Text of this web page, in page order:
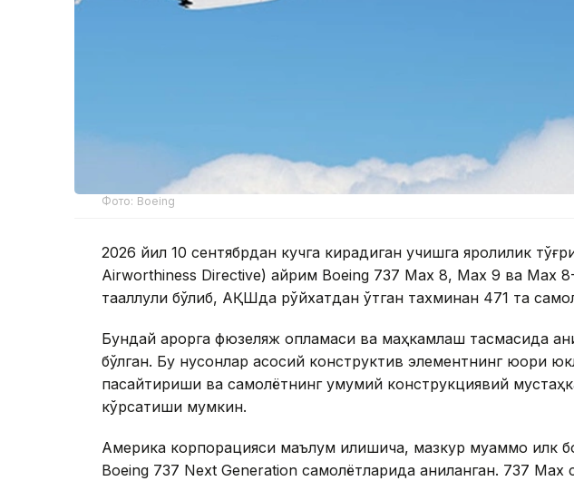
Фото: Boeing
2026 йил 10 сентябрдан кучга кирадиган учишга яроқлилик
Airworthiness Directive) айрим Boeing 737 Max 8, Max 9 ва Max
тааллуқли бўлиб, АҚШда рўйхатдан ўтган тахминан 471 та
Бундай қарорга фюзеляж қопламаси ва маҳкамлаш тасмасида
бўлган. Бу нуқсонлар асосий конструктив элементнинг юқори
пасайтириши ва самолётнинг умумий конструкциявий
кўрсатиши мумкин.
Америка корпорацияси маълум қилишича, мазкур муаммо илк
Boeing 737 Next Generation самолётларида аниқланган. 737